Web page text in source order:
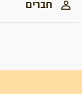
חברים